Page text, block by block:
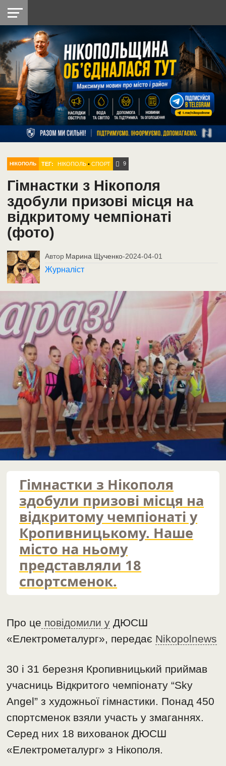
НІКОПОЛЬ
РАЙОН
СІЧЕСЛАВСЬКА
УКРАЇНА
РЕТРО
НІКОПОЛЬ
ЛАЙТ
УКРАЇНА
ДОПОМОГА
РАДІО
НІКОПОЛЬ ТЕГ: НІКОПОЛЬ •СПОРТ 9
Гімнастки з Нікополя
здобули призові місця на
відкритому чемпіонаті
(фото)
Автор Марина Щученко-2024-04-01
Журналіст
Гімнастки з Нікополя
здобули призові місця на
відкритому чемпіонаті у
Кропивницькому. Наше
місто на ньому
представляли 18
спортсменок.
Про це повідомили у ДЮСШ
«Електрометалург», передає Nikopolnews
30 і 31 березня Кропивницький приймав
учасниць Відкритого чемпіонату “Sky
Angel” з художньої гімнастики. Понад 450
спортсменок взяли участь у змаганнях.
Серед них 18 вихованок ДЮСШ
«Електрометалург» з Нікополя.